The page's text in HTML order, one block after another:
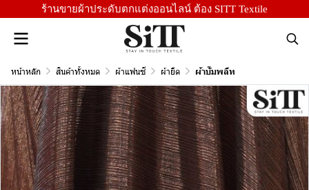
ร้านขายผ้าประดับตกแต่งออนไลน์ ต้อง SITT Textile
หน้าหลัก สินค้าทั้งหมด ผ้าแฟนซี ผ้ายืด ผ้าบั๊มพลีท